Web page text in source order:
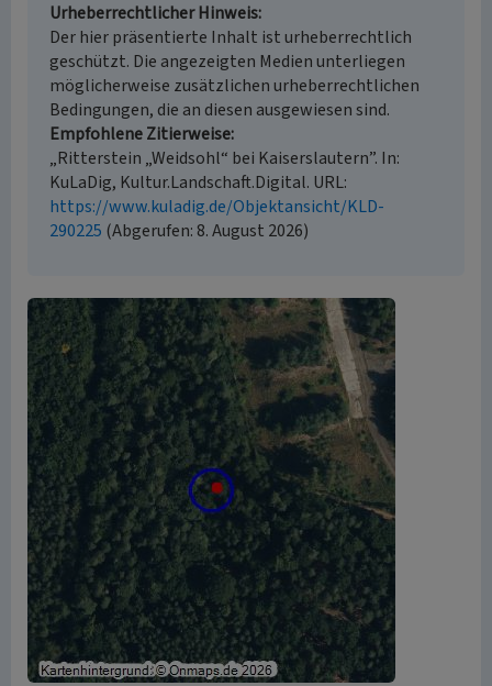
Urheberrechtlicher Hinweis
Der hier präsentierte Inhalt ist urheberrechtlich
geschützt. Die angezeigten Medien unterliegen
möglicherweise zusätzlichen urheberrechtlichen
Bedingungen, die an diesen ausgewiesen sind.
Empfohlene Zitierweise
„Ritterstein „Weidsohl“ bei Kaiserslautern”. In:
KuLaDig, Kultur.Landschaft.Digital. URL:
https://www.kuladig.de/Objektansicht/KLD-
290225 (Abgerufen: 8. August 2026)